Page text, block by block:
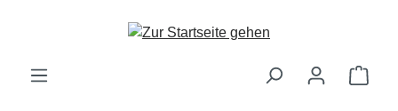
Zum Hauptinhalt springen